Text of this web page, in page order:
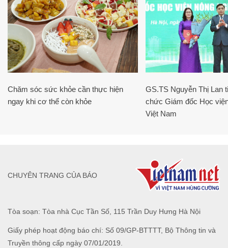
Chăm sóc sức khỏe cần thực hiện
ngay khi cơ thể còn khỏe
GS.TS Nguyễn Thị Lan
chức Giám đốc Học
Việt Nam
Tòa soạn: Tòa nhà Cục Tần Số, 115 Trần Duy Hưng Hà Nội
Giấy phép hoạt động báo chí: Số 09/GP-BTTTT, Bộ Thông tin và
Truyền thông cấp ngày 07/01/2019.
CHUYÊN TRANG CỦA BÁO